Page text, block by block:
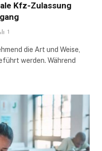
Kfz-Zulassung
1
die Art und Weise,
werden. Während